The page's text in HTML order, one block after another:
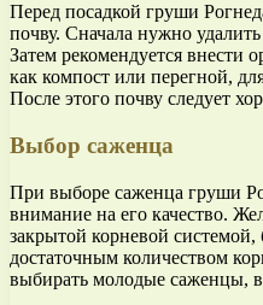
Перед посадкой груши
почву. Сначала нужно
Затем рекомендуется внести
как компост или перегной,
После этого почву следует
Выбор саженца
При выборе саженца груши
внимание на его качество.
закрытой корневой
достаточным количеством
выбирать молодые саженцы,